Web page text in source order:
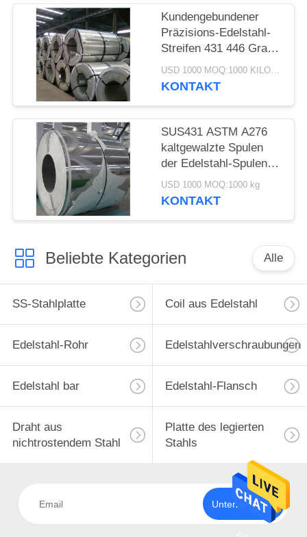
Kundengebundener
Präzisions-Edelstahl-
Streifen 431 446 Grad
440A 440B 440C 1 -
3mm Stärke
USD 1000 MOQ:1000 KILOGRAMM
KONTAKT
SUS431 ASTM A276
kaltgewalzte Spulen
der Edelstahl-Spulen-
0.1mm Edelstahl
USD 1000 MOQ:1000 kg
KONTAKT
Beliebte Kategorien Alle
SS-Stahlplatte Coil aus Edelstahl
Edelstahl-Rohr Edelstahlverschraubungen
Edelstahl bar Edelstahl-Flansch
Draht aus
nichtrostendem Stahl
Platte des legierten
Stahls
Unterzeichnen